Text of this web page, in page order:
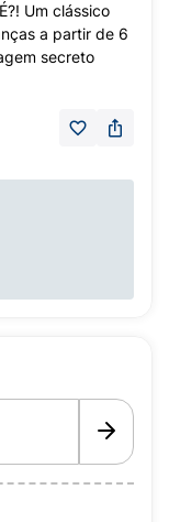
Um clássico
a partir de 6
secreto